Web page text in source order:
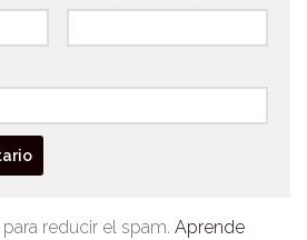
reducir el spam. Aprende